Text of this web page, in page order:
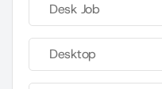
Desk Job
Desktop